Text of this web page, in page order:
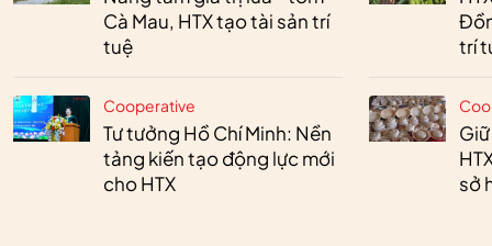
Cà Mau, HTX tạo tài sản trí
tuệ
Cooperative
Tư tưởng Hồ Chí Minh: Nền
tảng kiến tạo động lực mới
cho HTX
trí
sở